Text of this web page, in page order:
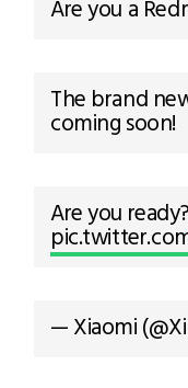
Are you a
The brand
coming soon!
Are you ready?
— Xiaomi